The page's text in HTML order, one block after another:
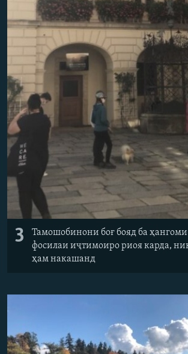
3
Тамошобинони боғ бояд ба
фосилаи иҷтимоиро риоя карда,
ҳам накашанд